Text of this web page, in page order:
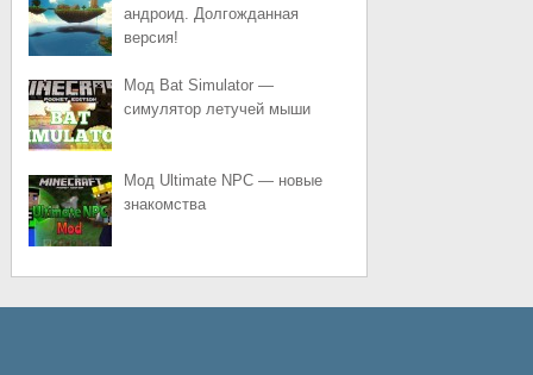
андроид. Долгожданная
версия!
Мод Bat Simulator —
симулятор летучей мыши
Мод Ultimate NPC — новые
знакомства